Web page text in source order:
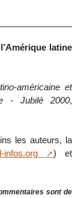
latine
américaine et
- Jubilé 2000,
les auteurs, la
infos.org
) et
sont de